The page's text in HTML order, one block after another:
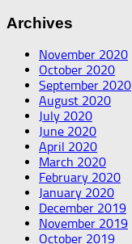
Archives
November 2020
October 2020
September 2020
August 2020
July 2020
June 2020
April 2020
March 2020
February 2020
January 2020
December 2019
November 2019
October 2019